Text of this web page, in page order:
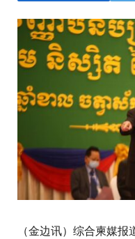
（金边讯）综合柬媒